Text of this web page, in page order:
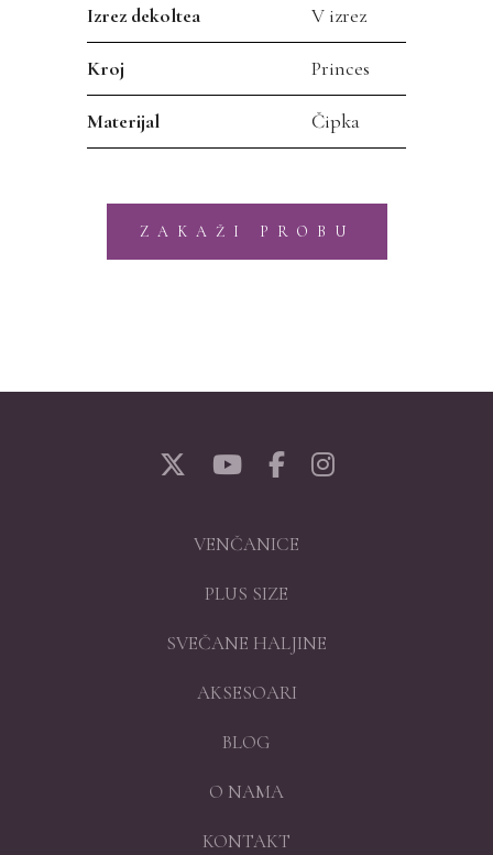
Izrez dekoltea V izrez
Kroj Princes
Materijal Čipka
ZAKAŽI PROBU
VENČANICE
PLUS SIZE
SVEČANE HALJINE
AKSESOARI
BLOG
O NAMA
KONTAKT